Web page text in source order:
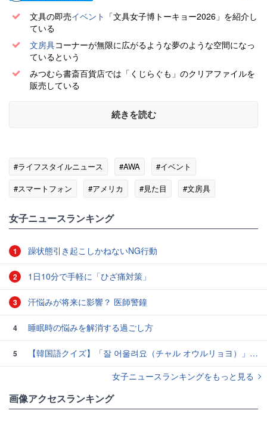
文具の即売イベント 「文具女子博トーキョー2026」を紹介し
ている
文房具コーナーが無限に広がるような夢のような空間になっ
ているという
みつむら書斎百貨店では「くじらぐも」のクリアファイルを
販売している
続きを読む
#ライフスタイルニュース #AWA
#イベント
#スマートフォン
#アメリカ #見た目
#文房具
女子ニュースランキング
1 躁状態引き起こしかねないNG行動
2 1日10分で手軽に「ひざ痛対策」
3 汗悩みが将来に影響？ 医師警鐘
4 睡眠時の悩みを解消する過ごし方
5
【韓国語クイズ】「잘 어울려요（チャル オウルリョヨ）」の意味は？褒め言葉です♡
女子ニュースランキングをもっと見る
画像アクセスランキング